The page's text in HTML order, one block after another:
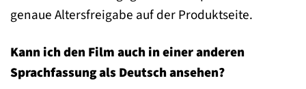
genaue Altersfreigabe auf der Produktseite.
Kann ich den Film auch in einer anderen
Sprachfassung als Deutsch ansehen?